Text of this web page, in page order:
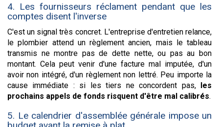
4. Les fournisseurs réclament pendant que les
comptes disent l'inverse
C'est un signal très concret. L'entreprise d'entretien relance,
le plombier attend un règlement ancien, mais le tableau
transmis ne montre pas de dette nette, ou pas au bon
montant. Cela peut venir d'une facture mal imputée, d'un
avoir non intégré, d'un règlement non lettré. Peu importe la
cause immédiate : si les tiers ne concordent pas,
les
prochains appels de fonds risquent d'être mal calibrés.
5. Le calendrier d'assemblée générale impose un